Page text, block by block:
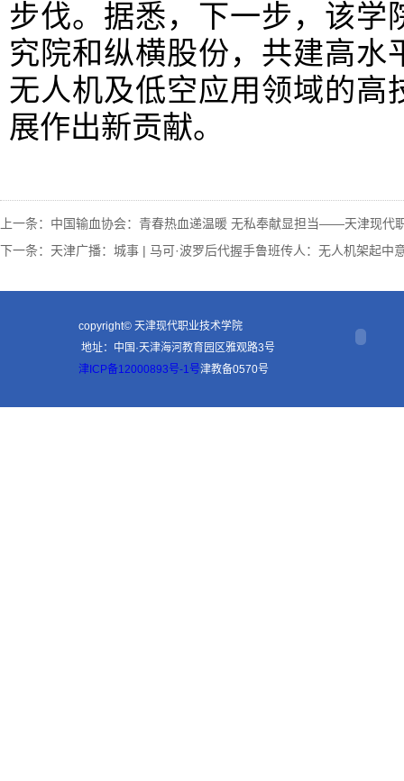
步伐。据悉，下一步，该
究院和纵横股份，共建高
无人机及低空应用领域的高
展作出新贡献。
上一条： 中国输血协会：青春热血递温暖 无私奉献显担当——天津现代
下一条： 天津广播：城事 | 马可·波罗后代握手鲁班传人：无人机架起中
copyright© 天津现代职业技术学院
地址：中国·天津海河教育园区雅观路3号
津ICP备12000893号-1号津教备0570号